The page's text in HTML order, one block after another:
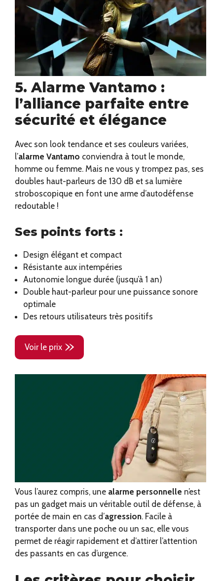
5. Alarme Vantamo :
l’alliance parfaite entre
sécurité et élégance
Avec son look tendance et ses couleurs variées,
l’alarme Vantamo conviendra à tout le monde,
homme ou femme. Mais ne vous y trompez pas, ses
doubles haut-parleurs de 130 dB et sa lumière
stroboscopique en font une arme d’autodéfense
redoutable !
Ses points forts :
Design élégant et compact
Résistante aux intempéries
Autonomie longue durée (jusqu’à 1 an)
Double haut-parleur pour une puissance sonore
optimale
Des retours utilisateurs très positifs
Voir le prix
Vous l’aurez compris, une alarme personnelle n’est
pas un gadget mais un véritable outil de défense, à
portée de main en cas d’agression. Facile à
transporter dans une poche ou un sac, elle vous
permet de réagir rapidement et d’attirer l’attention
des passants en cas d’urgence.